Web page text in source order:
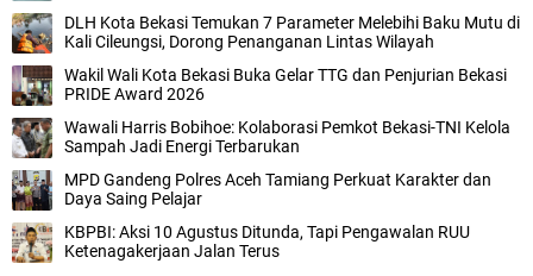
DLH Kota Bekasi Temukan 7 Parameter Melebihi Baku Mutu di
Kali Cileungsi, Dorong Penanganan Lintas Wilayah
Wakil Wali Kota Bekasi Buka Gelar TTG dan Penjurian Bekasi
PRIDE Award 2026
Wawali Harris Bobihoe: Kolaborasi Pemkot Bekasi-TNI Kelola
Sampah Jadi Energi Terbarukan
MPD Gandeng Polres Aceh Tamiang Perkuat Karakter dan
Daya Saing Pelajar
KBPBI: Aksi 10 Agustus Ditunda, Tapi Pengawalan RUU
Ketenagakerjaan Jalan Terus